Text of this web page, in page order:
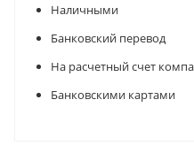
Наличными
Банковский перевод
На расчетный счет
Банковскими картами